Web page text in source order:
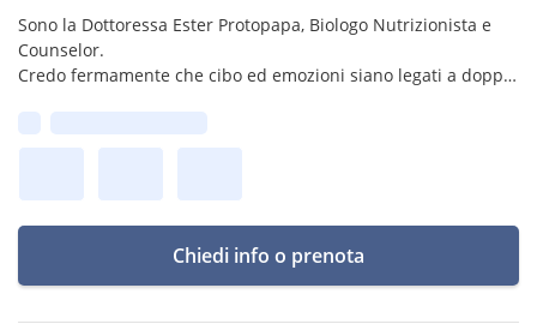
Sono la Dottoressa Ester Protopapa, Biologo Nutrizionista e
Counselor.
Credo fermamente che cibo ed emozioni siano legati a doppio
Chiedi info o prenota